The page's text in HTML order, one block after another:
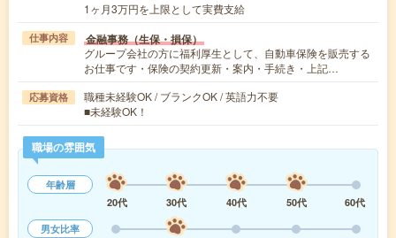
1ヶ月3万円を上限として実費支給
仕事内容 金融事務（生保・損保）
グループ会社の方に福利厚生として、自動車保険を販売する
お仕事です・保険の契約更新・案内・手続き・上記…
応募資格
職種未経験OK / ブランクOK / 英語力不要
■未経験OK！
職場の雰囲気
年齢層
20代
30代 40代 50代
60代
男女比率